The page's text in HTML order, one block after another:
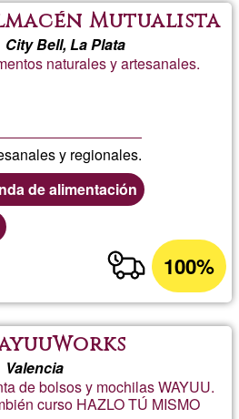
Mutualista
City Bell, La Plata
naturales y artesanales.
y regionales.
de alimentación
100%
Valencia
de bolsos y mochilas WAYUU.
curso HAZLO TÚ MISMO